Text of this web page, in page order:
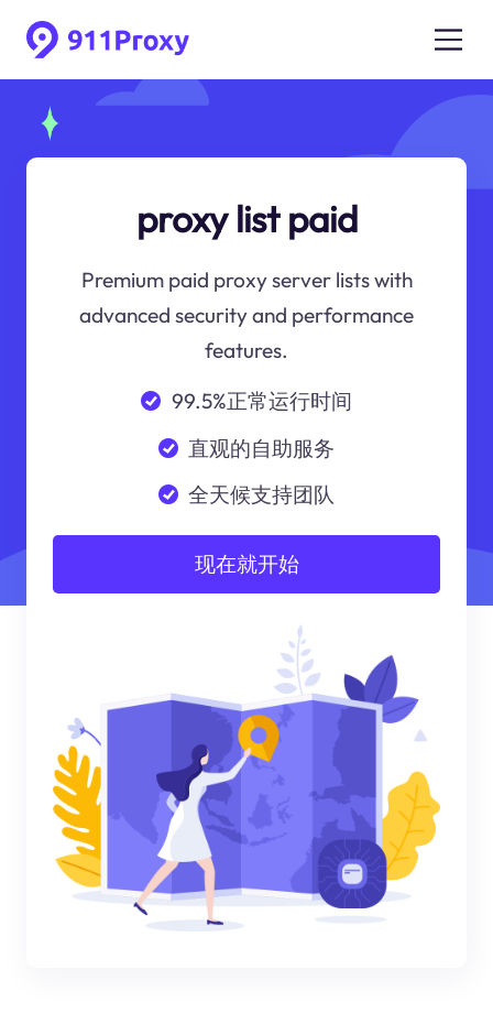
proxy list paid
Premium paid proxy server lists with
advanced security and performance
features.
99.5%正常运行时间
直观的自助服务
全天候支持团队
现在就开始